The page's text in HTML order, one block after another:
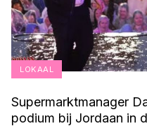
LOKAAL
Supermarktmanager
podium bij Jordaan in